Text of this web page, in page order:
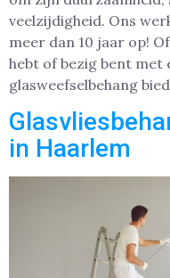
veelzijdigheid. Ons
meer dan 10 jaar op!
hebt of bezig bent met
glasweefselbehang
in Haarlem